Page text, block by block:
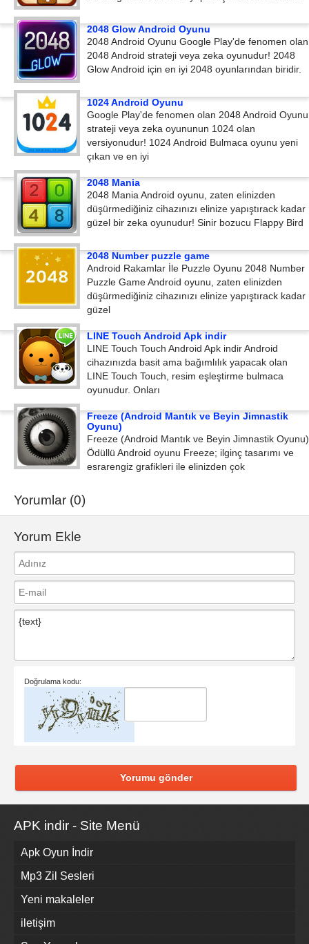
2048 Glow Android Oyunu
2048 Android Oyunu Google Play'de fenomen olan
2048 Android strateji veya zeka oyunudur! 2048
Glow Android için en iyi 2048 oyunlarından biridir.
1024 Android Oyunu
Google Play'de fenomen olan 2048 Android Oyunu
strateji veya zeka oyununun 1024 olan
versiyonudur! 1024 Android Bulmaca oyunu yeni
çıkan ve en iyi
2048 Mania
2048 Mania Android oyunu, zaten elinizden
düşürmediğiniz cihazınızı elinize yapıştırack kadar
güzel bir zeka oyunudur! Sinir bozucu Flappy Bird
2048 Number puzzle game
Android Rakamlar İle Puzzle Oyunu 2048 Number
Puzzle Game Android oyunu, zaten elinizden
düşürmediğiniz cihazınızı elinize yapıştırack kadar
güzel
LINE Touch Android Apk indir
LINE Touch Touch Android Apk indir Android
cihazınızda basit ama bağımlılık yapacak olan
LINE Touch Touch, resim eşleştirme bulmaca
oyunudur. Onları
Freeze (Android Mantık ve Beyin Jimnastik
Oyunu)
Freeze (Android Mantık ve Beyin Jimnastik Oyunu)
Ödüllü Android oyunu Freeze; ilginç tasarımı ve
esrarengiz grafikleri ile elinizden çok
Yorumlar (0)
Yorum Ekle
Doğrulama kodu:
Yorumu gönder
APK indir - Site Menü
Apk Oyun İndir
Mp3 Zil Sesleri
Yeni makaleler
iletişim